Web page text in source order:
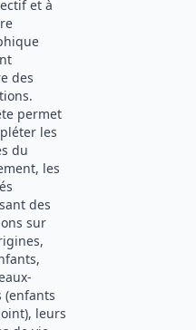
et à
des
permet
les
du
les
des
sur
(enfants
leurs